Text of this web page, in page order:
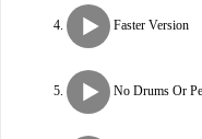
Faster Version
No Drums Or